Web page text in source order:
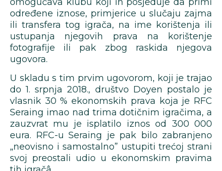
određene iznose, primjerice u slučaju zajma
ili transfera tog igrača, na ime korištenja ili
ustupanja njegovih prava na korištenje
fotografije ili pak zbog raskida njegova
ugovora.
U skladu s tim prvim ugovorom, koji je trajao
do 1. srpnja 2018., društvo Doyen postalo je
vlasnik 30 % ekonomskih prava koja je RFC
Seraing imao nad trima dotičnim igračima, a
zauzvrat mu je isplatilo iznos od 300 000
eura. RFC-u Seraing je pak bilo zabranjeno
„neovisno i samostalno” ustupiti trećoj strani
svoj preostali udio u ekonomskim pravima